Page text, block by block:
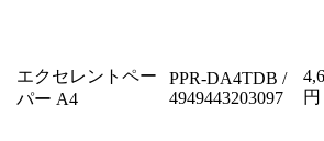
エクセレントペー
パー A4
PPR-DA4TDB /
4949443203097
円